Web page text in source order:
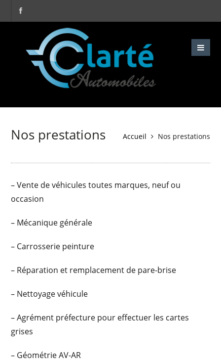
Nos prestations Accueil Nos prestations
– Vente de véhicules toutes marques, neuf ou
occasion
– Mécanique générale
– Carrosserie peinture
– Réparation et remplacement de pare-brise
– Nettoyage véhicule
– Agrément préfecture pour effectuer les cartes
grises
– Géométrie AV-AR